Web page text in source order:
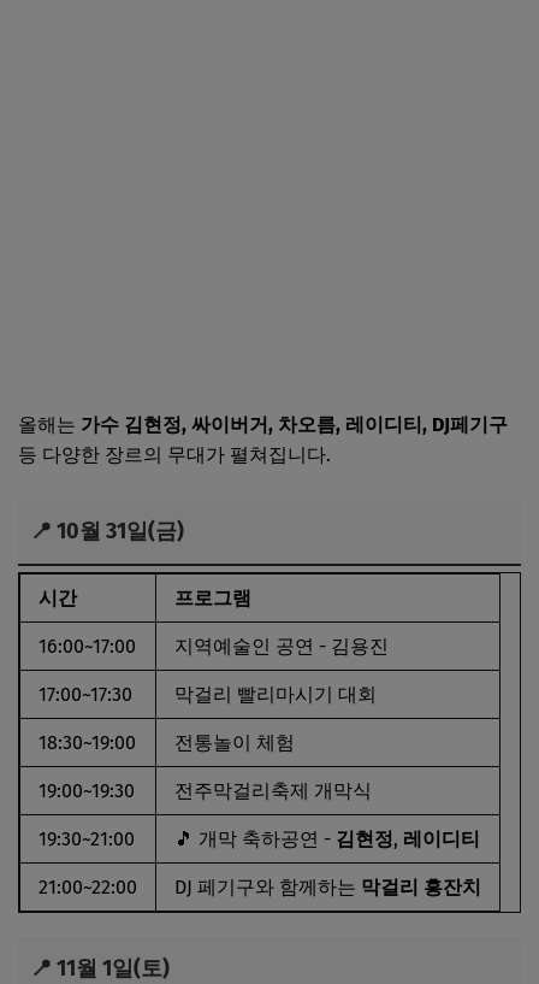
올해는 가수 김현정, 싸이버거, 차오름, 레이디티, DJ페기구
등 다양한 장르의 무대가 펼쳐집니다.
📍 10월 31일(금)
시간 프로그램
16:00~17:00 지역예술인 공연 - 김용진
17:00~17:30 막걸리 빨리마시기 대회
18:30~19:00 전통놀이 체험
19:00~19:30 전주막걸리축제 개막식
19:30~21:00 🎵 개막 축하공연 - 김현정, 레이디티
21:00~22:00 DJ 페기구와 함께하는 막걸리 흥잔치
📍 11월 1일(토)